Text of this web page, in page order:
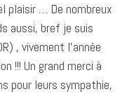
plaisir … De nombreux
aussi, bref je suis
, vivement l’année
!!! Un grand merci à
pour leurs sympathie,